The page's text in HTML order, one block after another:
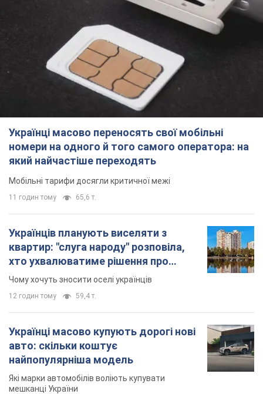
Українці масово переносять свої мобільні
номери на одного й того самого оператора: на
який найчастіше переходять
Мобільні тарифи досягли критичної межі
11 годин тому 65,6 т.
Українців планують виселяти з
квартир: "слуга народу" розповіла,
хто ухвалюватиме рішення про
знесення будинків
Чому хочуть зносити оселі українців
12 годин тому 59,4 т.
Українці масово купують дорогі нові
авто: скільки коштує
найпопулярніша модель
Які марки автомобілів воліють купувати
мешканці України